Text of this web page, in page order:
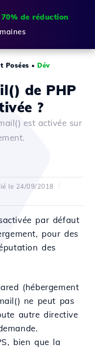
70% de réduction
Posées • Dév
de PHP
?
est activée sur
le 24/09/2018
par défaut
pour des
des
(hébergement
ne peut pas
autre directive
bien que la